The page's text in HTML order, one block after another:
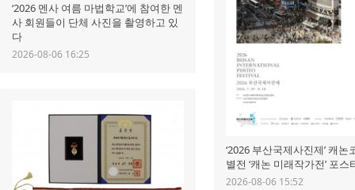
‘2026 멘사 여름 마법학교’에 참여한 멘
사 회원들이 단체 사진을 촬영하고 있
다
2026-08-06 16:25
‘2026 부산국제사진제’ 캐논
별전 ‘캐논 미래작가전’ 포스
2026-08-06 15:52